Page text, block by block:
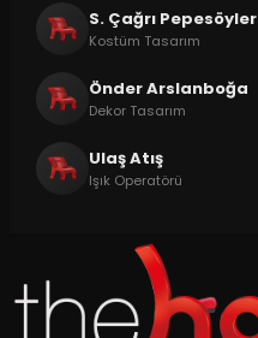
S. Çağrı Pepesöyler
Kostüm Tasarım
Önder Arslanboğa
Dekor Tasarım
Ulaş Atış
Işık Operatörü